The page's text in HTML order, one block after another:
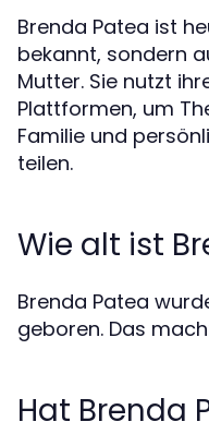
Brenda Patea ist
bekannt, sondern
Mutter. Sie nutzt
Plattformen, um
Familie und
teilen.
Wie alt ist
Brenda Patea
geboren. Das
Hat Brenda